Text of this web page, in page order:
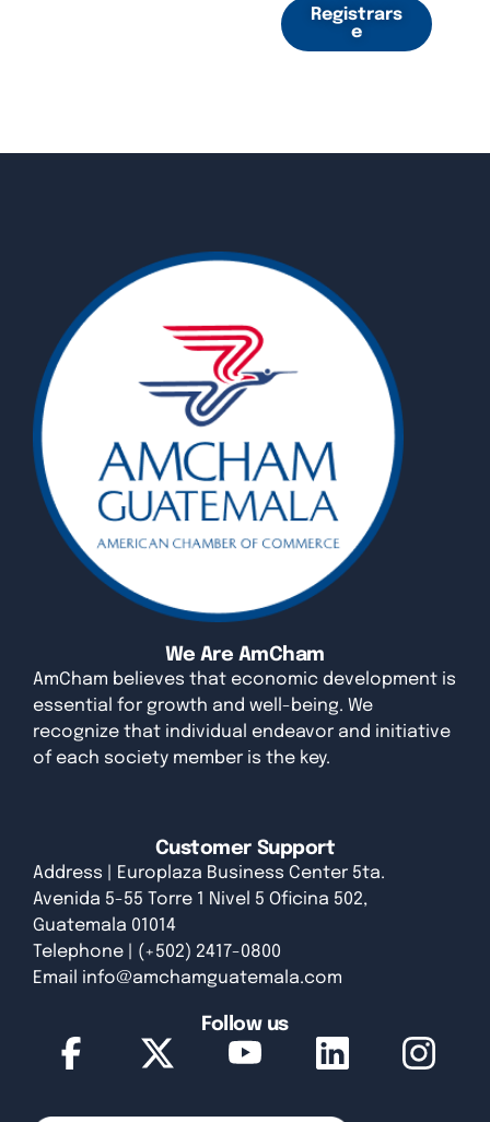
Registrars
e
We Are AmCham
AmCham believes that economic development is
essential for growth and well-being. We
recognize that individual endeavor and initiative
of each society member is the key.
Customer Support
Address | Europlaza Business Center 5ta.
Avenida 5-55 Torre 1 Nivel 5 Oficina 502,
Guatemala 01014
Telephone | (+502) 2417-0800
Email info@amchamguatemala.com
Follow us